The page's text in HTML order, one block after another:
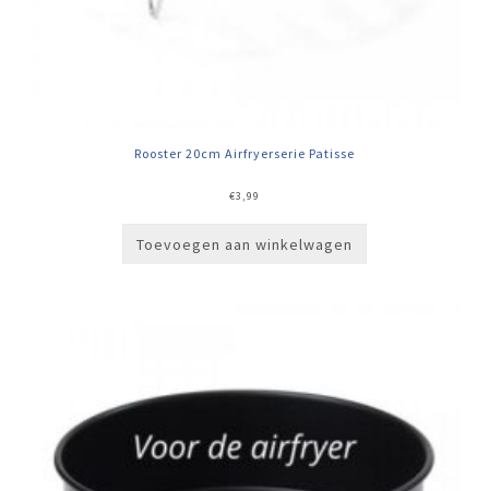
Rooster 20cm Airfryerserie Patisse
€3,99
Toevoegen aan winkelwagen